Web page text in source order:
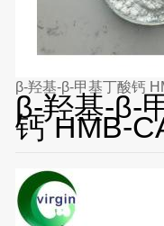
β-羟基-β-甲基丁酸钙
β-羟基-β-
钙 HMB-